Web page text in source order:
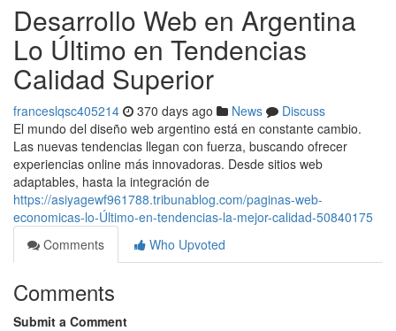
Desarrollo Web en Argentina
Lo Último en Tendencias
Calidad Superior
franceslqsc405214 370 days ago News
Discuss
El mundo del diseño web argentino está en constante cambio.
Las nuevas tendencias llegan con fuerza, buscando ofrecer
experiencias online más innovadoras. Desde sitios web
adaptables, hasta la integración de
https://asiyagewf961788.tribunablog.com/paginas-web-
economicas-lo-Último-en-tendencias-la-mejor-calidad-50840175
Comments
Who Upvoted
Comments
Submit a Comment